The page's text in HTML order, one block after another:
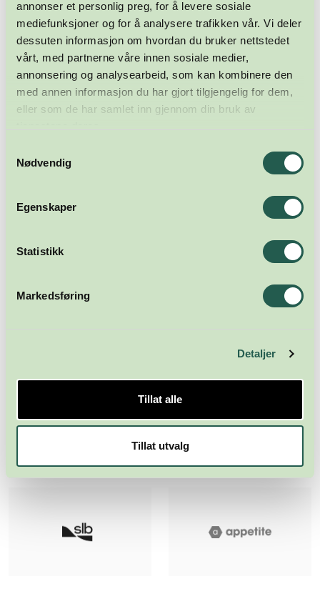
annonser et personlig preg, for å levere sosiale
mediefunksjoner og for å analysere trafikken vår. Vi deler
dessuten informasjon om hvordan du bruker nettstedet
vårt, med partnerne våre innen sosiale medier,
annonsering og analysearbeid, som kan kombinere den
med annen informasjon du har gjort tilgjengelig for dem,
eller som de har samlet inn gjennom din bruk av
Nødvendig
Egenskaper
Statistikk
Markedsføring
Detaljer
Tillat alle
Tillat utvalg